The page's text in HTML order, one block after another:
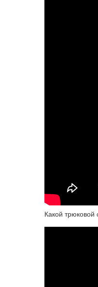
Какой трюковой